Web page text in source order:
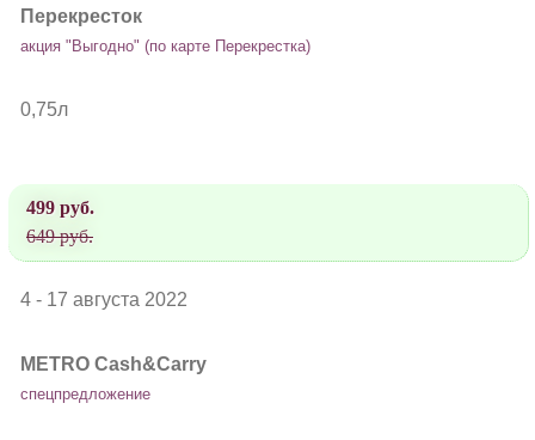
Перекресток
акция "Выгодно" (по карте Перекрестка)
0,75л
499 руб.
649 руб.
4 - 17 августа 2022
METRO Cash&Carry
спецпредложение